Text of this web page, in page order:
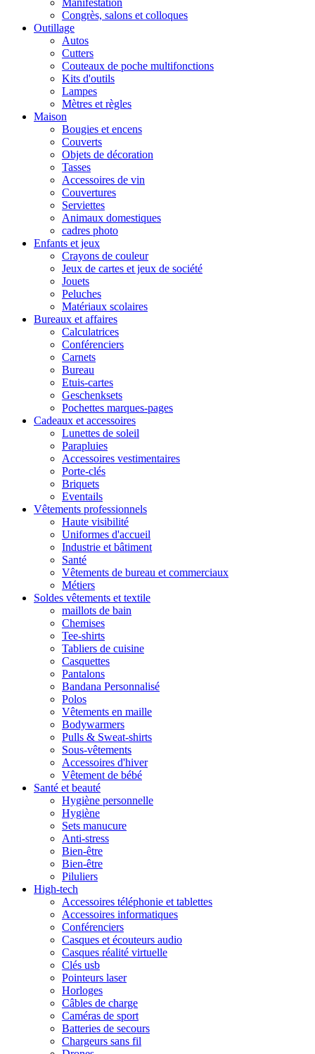
Congrès, salons et colloques
Outillage
Autos
Cutters
Couteaux de poche multifonctions
Kits d'outils
Lampes
Mètres et règles
Maison
Bougies et encens
Couverts
Objets de décoration
Tasses
Accessoires de vin
Couvertures
Serviettes
Animaux domestiques
cadres photo
Enfants et jeux
Crayons de couleur
Jeux de cartes et jeux de société
Jouets
Peluches
Matériaux scolaires
Bureaux et affaires
Calculatrices
Conférenciers
Carnets
Bureau
Etuis-cartes
Geschenksets
Pochettes marques-pages
Cadeaux et accessoires
Lunettes de soleil
Parapluies
Accessoires vestimentaires
Porte-clés
Briquets
Eventails
Vêtements professionnels
Haute visibilité
Uniformes d'accueil
Industrie et bâtiment
Santé
Vêtements de bureau et commerciaux
Métiers
Soldes vêtements et textile
maillots de bain
Chemises
Tee-shirts
Tabliers de cuisine
Casquettes
Pantalons
Bandana Personnalisé
Polos
Vêtements en maille
Bodywarmers
Pulls & Sweat-shirts
Sous-vêtements
Accessoires d'hiver
Vêtement de bébé
Santé et beauté
Hygiène personnelle
Hygiène
Sets manucure
Anti-stress
Bien-être
Bien-être
Piluliers
High-tech
Accessoires téléphonie et tablettes
Accessoires informatiques
Conférenciers
Casques et écouteurs audio
Casques réalité virtuelle
Clés usb
Pointeurs laser
Horloges
Câbles de charge
Caméras de sport
Batteries de secours
Chargeurs sans fil